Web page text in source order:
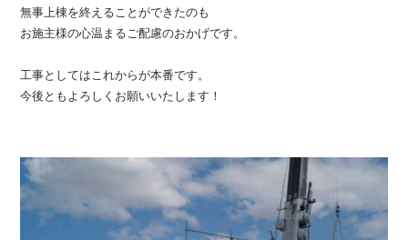
無事上棟を終えることができたのも
お施主様の心温まるご配慮のおかげです。
工事としてはこれからが本番です。
今後ともよろしくお願いいたします！